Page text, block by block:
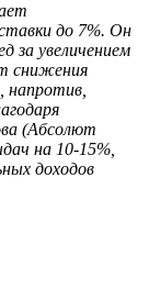
до 7%. Он
за увеличением
снижения
напротив,
(Абсолют
на 10-15%,
доходов